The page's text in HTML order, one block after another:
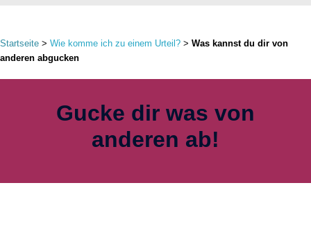
Startseite > Wie komme ich zu einem Urteil? > Was kannst du dir von
anderen abgucken
Gucke dir was von
anderen ab!